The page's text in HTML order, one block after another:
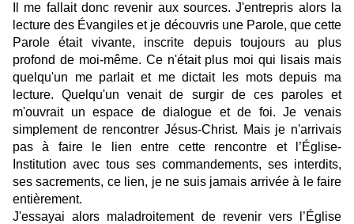
Il me fallait donc revenir aux sources. J'entrepris alors la
lecture des Évangiles et je découvris une Parole, que cette
Parole était vivante, inscrite depuis toujours au plus
profond de moi-même. Ce n'était plus moi qui lisais mais
quelqu'un me parlait et me dictait les mots depuis ma
lecture. Quelqu'un venait de surgir de ces paroles et
m'ouvrait un espace de dialogue et de foi. Je venais
simplement de rencontrer Jésus-Christ. Mais je n'arrivais
pas à faire le lien entre cette rencontre et l’Église-
Institution avec tous ses commandements, ses interdits,
ses sacrements, ce lien, je ne suis jamais arrivée à le faire
entièrement.
J'essayai alors maladroitement de revenir vers l’Église